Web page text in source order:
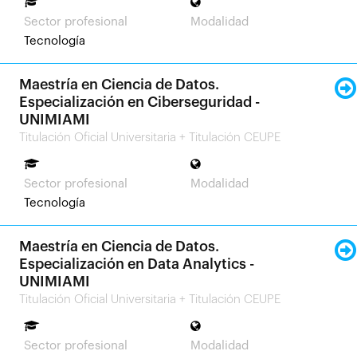
Sector profesional
Tecnología
Modalidad
Maestría en Ciencia de Datos.
Especialización en Ciberseguridad -
UNIMIAMI
Titulación Oficial Universitaria + Titulación CEUPE
Sector profesional
Tecnología
Modalidad
Maestría en Ciencia de Datos.
Especialización en Data Analytics -
UNIMIAMI
Titulación Oficial Universitaria + Titulación CEUPE
Sector profesional Modalidad